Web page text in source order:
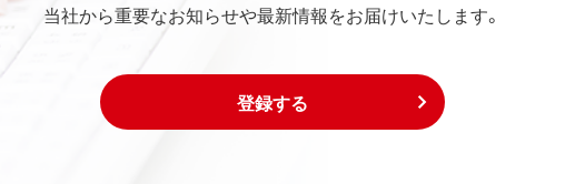
当社から重要なお知らせや最新情報をお届けいたします。
登録する